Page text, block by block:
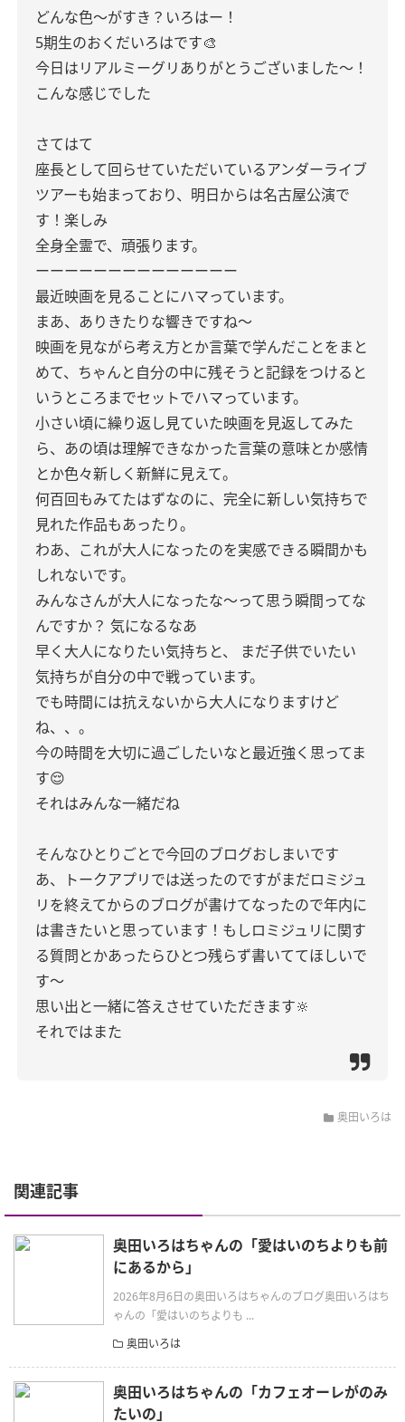
どんな色〜がすき？いろはー！
5期生のおくだいろはです🎨
今日はリアルミーグリありがとうございました〜！
こんな感じでした
さてはて
座長として回らせていただいているアンダーライブ
ツアーも始まっており、明日からは名古屋公演で
す！楽しみ
全身全霊で、頑張ります。
ーーーーーーーーーーーーーー
最近映画を見ることにハマっています。
まあ、ありきたりな響きですね〜
映画を見ながら考え方とか言葉で学んだことをまと
めて、ちゃんと自分の中に残そうと記録をつけると
いうところまでセットでハマっています。
小さい頃に繰り返し見ていた映画を見返してみた
ら、あの頃は理解できなかった言葉の意味とか感情
とか色々新しく新鮮に見えて。
何百回もみてたはずなのに、完全に新しい気持ちで
見れた作品もあったり。
わあ、これが大人になったのを実感できる瞬間かも
しれないです。
みんなさんが大人になったな〜って思う瞬間ってな
んですか？ 気になるなあ
早く大人になりたい気持ちと、 まだ子供でいたい
気持ちが自分の中で戦っています。
でも時間には抗えないから大人になりますけど
ね、、。
今の時間を大切に過ごしたいなと最近強く思ってま
す😌
それはみんな一緒だね
そんなひとりごとで今回のブログおしまいです
あ、トークアプリでは送ったのですがまだロミジュ
リを終えてからのブログが書けてなったので年内に
は書きたいと思っています！もしロミジュリに関す
る質問とかあったらひとつ残らず書いててほしいで
す〜
思い出と一緒に答えさせていただきます🔆
それではまた
奥田いろは
関連記事
奥田いろはちゃんの「愛はいのちよりも前
にあるから」
2026年8月6日の奥田いろはちゃんのブログ奥田いろはち
ゃんの「愛はいのちよりも ...
奥田いろは
奥田いろはちゃんの「カフェオーレがのみ
たいの」